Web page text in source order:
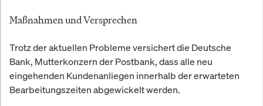
Maßnahmen und Versprechen
Trotz der aktuellen Probleme versichert die Deutsche
Bank, Mutterkonzern der Postbank, dass alle neu
eingehenden Kundenanliegen innerhalb der erwarteten
Bearbeitungszeiten abgewickelt werden.